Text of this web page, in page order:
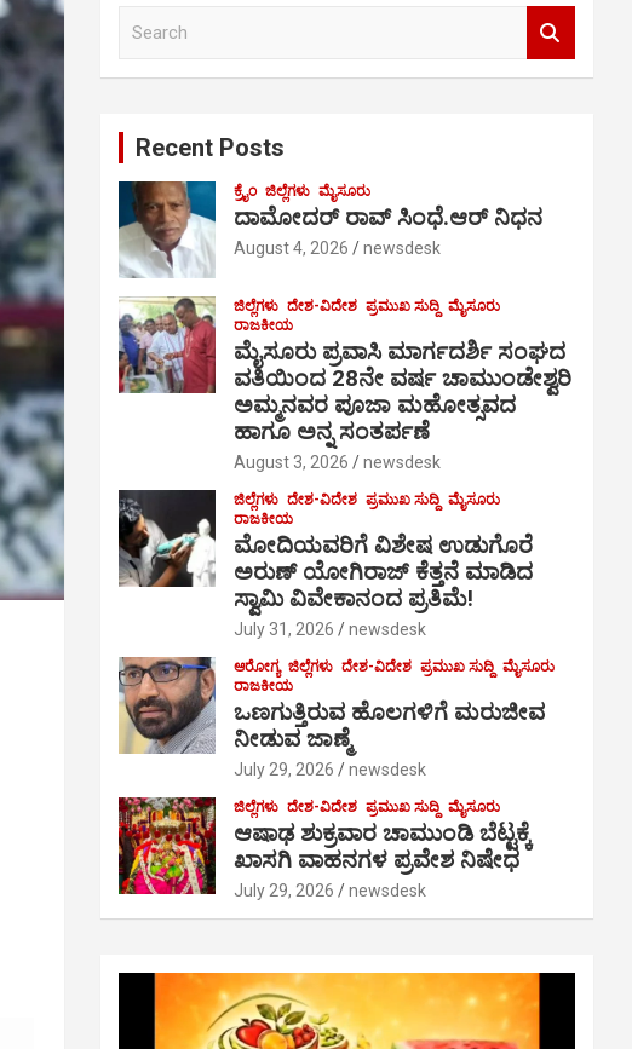
Recent Posts
ಕ್ರೈಂ ಜಿಲ್ಲೆಗಳು ಮೈಸೂರು
ದಾಮೋದರ್ ರಾವ್ ಸಿಂಧೆ.ಆರ್ ನಿಧನ
August 4, 2026 newsdesk
ಜಿಲ್ಲೆಗಳು ದೇಶ-ವಿದೇಶ ಪ್ರಮುಖ ಸುದ್ದಿ ಮೈಸೂರು
ರಾಜಕೀಯ
ಮೈಸೂರು ಪ್ರವಾಸಿ ಮಾರ್ಗದರ್ಶಿ ಸಂಘದ
ವತಿಯಿಂದ 28ನೇ ವರ್ಷ ಚಾಮುಂಡೇಶ್ವರಿ
ಅಮ್ಮನವರ ಪೂಜಾ ಮಹೋತ್ಸವದ
ಹಾಗೂ ಅನ್ನ ಸಂತರ್ಪಣೆ
August 3, 2026 newsdesk
ಜಿಲ್ಲೆಗಳು ದೇಶ-ವಿದೇಶ ಪ್ರಮುಖ ಸುದ್ದಿ ಮೈಸೂರು
ರಾಜಕೀಯ
ಮೋದಿಯವರಿಗೆ ವಿಶೇಷ ಉಡುಗೊರೆ
ಅರುಣ್ ಯೋಗಿರಾಜ್ ಕೆತ್ತನೆ ಮಾಡಿದ
ಸ್ವಾಮಿ ವಿವೇಕಾನಂದ ಪ್ರತಿಮೆ!
July 31, 2026 newsdesk
ಆರೋಗ್ಯ ಜಿಲ್ಲೆಗಳು ದೇಶ-ವಿದೇಶ ಪ್ರಮುಖ ಸುದ್ದಿ ಮೈಸೂರು
ರಾಜಕೀಯ
ಒಣಗುತ್ತಿರುವ ಹೊಲಗಳಿಗೆ ಮರುಜೀವ
ನೀಡುವ ಜಾಣ್ಮೆ
July 29, 2026 newsdesk
ಜಿಲ್ಲೆಗಳು ದೇಶ-ವಿದೇಶ ಪ್ರಮುಖ ಸುದ್ದಿ ಮೈಸೂರು
ಆಷಾಢ ಶುಕ್ರವಾರ ಚಾಮುಂಡಿ ಬೆಟ್ಟಕ್ಕೆ
ಖಾಸಗಿ ವಾಹನಗಳ ಪ್ರವೇಶ ನಿಷೇಧ
July 29, 2026 newsdesk